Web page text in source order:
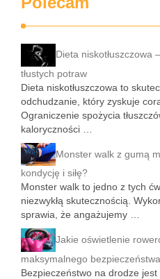
Dieta niskotłuszczowa
tłustych potraw
Dieta niskotłuszczowa to
odchudzanie, który zyskuje
Ograniczenie spożycia
kaloryczności …
Monster walk z gumą
kondycję i siłę?
Monster walk to jedno z tych
niezwykłą skutecznością.
sprawia, że angażujemy …
Jakie oświetlenie
maksymalnego
Bezpieczeństwo na drodze